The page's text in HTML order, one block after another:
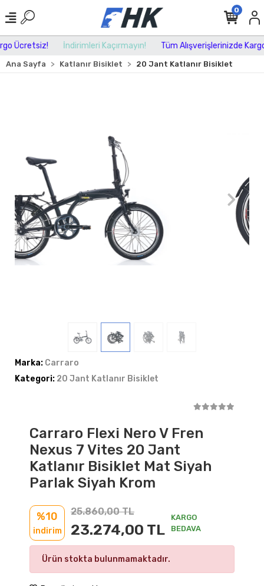
Ücretsiz! İndirimleri Kaçırmayın! Tüm Alışverişlerinizde Kargo
0
Ana Sayfa Katlanır Bisiklet 20 Jant Katlanır Bisiklet
Marka: Carraro
Kategori: 20 Jant Katlanır Bisiklet
Carraro Flexi Nero V Fren
Nexus 7 Vites 20 Jant
Katlanır Bisiklet Mat Siyah
Parlak Siyah Krom
%10
indirim
25.860,00 TL
23.274,00 TL
KARGO
BEDAVA
Ürün stokta bulunmamaktadır.